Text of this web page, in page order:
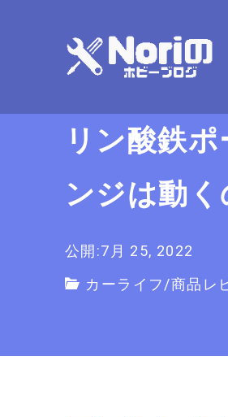
リン酸鉄
ンジは動く
公開:7月 25, 2022
カーライフ/商品レ